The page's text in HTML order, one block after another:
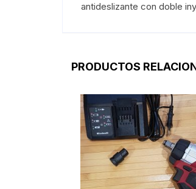
antideslizante con doble
PRODUCTOS